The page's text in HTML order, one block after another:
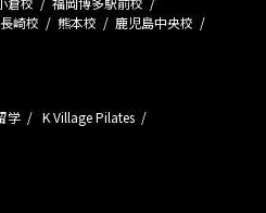
長崎校 熊本校
鹿児島中央校
学
K Village Pilates